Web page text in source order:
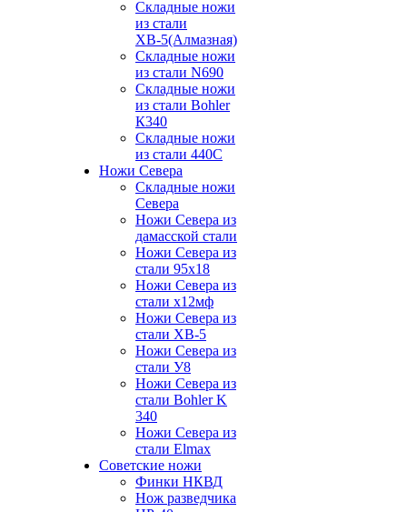
Складные ножи
из стали
ХВ-5(Алмазная)
Складные ножи
из стали N690
Складные ножи
из стали Bohler
К340
Складные ножи
из стали 440С
Ножи Севера
Складные ножи
Севера
Ножи Севера из
дамасской стали
Ножи Севера из
стали 95х18
Ножи Севера из
стали х12мф
Ножи Севера из
стали ХВ-5
Ножи Севера из
стали У8
Ножи Севера из
стали Bohler K
340
Ножи Севера из
стали Elmax
Советские ножи
Финки НКВД
Нож разведчика